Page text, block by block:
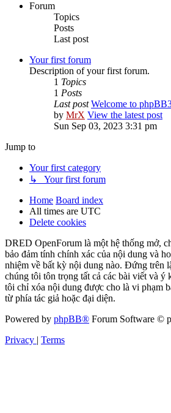
Forum
Topics
Posts
Last post
Your first forum
Description of your first forum.
1 Topics
1 Posts
Last post Welcome to
by MrX View the latest post
Sun Sep 03, 2023 3:31 pm
Jump to
Your first category
↳ Your first forum
Home Board index
All times are UTC
Delete cookies
DRED OpenForum là một hệ thống mở,
bảo đảm tính chính xác của nội dung và
nhiệm về bất kỳ nội dung nào. Đứng trên
chúng tôi tôn trọng tất cả các bài viết và ý
tôi chỉ xóa nội dung được cho là vi phạm
từ phía tác giả hoặc đại diện.
Powered by phpBB® Forum Software ©
Privacy | Terms